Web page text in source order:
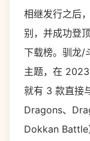
相继发行之后
别，并成功登
下载榜。驯龙/
主题，在 2023
就有 3 款直接
Dragons、
Dokkan Battle